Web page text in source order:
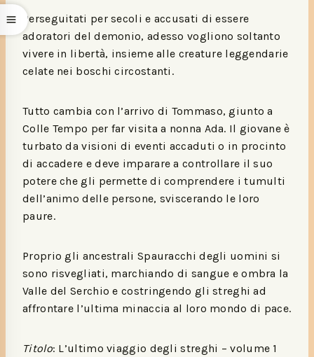
Perseguitati per secoli e accusati di essere
adoratori del demonio, adesso vogliono soltanto
vivere in libertà, insieme alle creature leggendarie
celate nei boschi circostanti.
Tutto cambia con l’arrivo di Tommaso, giunto a
Colle Tempo per far visita a nonna Ada. Il giovane è
turbato da visioni di eventi accaduti o in procinto
di accadere e deve imparare a controllare il suo
potere che gli permette di comprendere i tumulti
dell’animo delle persone, sviscerando le loro
paure.
Proprio gli ancestrali Spauracchi degli uomini si
sono risvegliati, marchiando di sangue e ombra la
Valle del Serchio e costringendo gli streghi ad
affrontare l’ultima minaccia al loro mondo di pace.
Titolo: L’ultimo viaggio degli streghi – volume 1